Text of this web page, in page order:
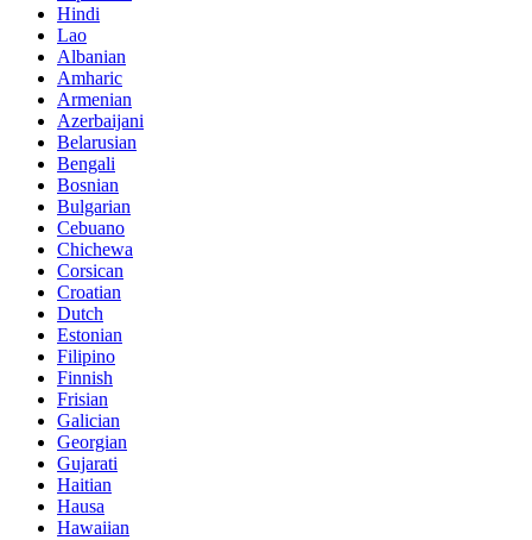
Hindi
Lao
Albanian
Amharic
Armenian
Azerbaijani
Belarusian
Bengali
Bosnian
Bulgarian
Cebuano
Chichewa
Corsican
Croatian
Dutch
Estonian
Filipino
Finnish
Frisian
Galician
Georgian
Gujarati
Haitian
Hausa
Hawaiian